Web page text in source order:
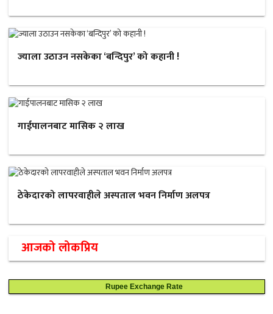
ज्याला उठाउन नसकेका ‘बन्दिपुर’ को कहानी !
गाईपालनबाट मासिक २ लाख
ठेकेदारको लापरवाहीले अस्पताल भवन निर्माण अलपत्र
आजको लोकप्रिय
Rupee Exchange Rate